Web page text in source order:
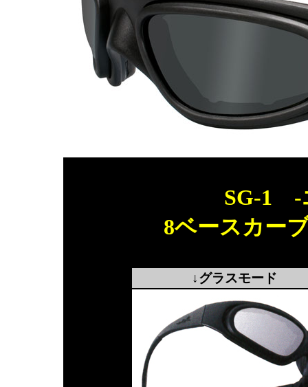
SG-1 -
8ベースカー
↓グラスモード